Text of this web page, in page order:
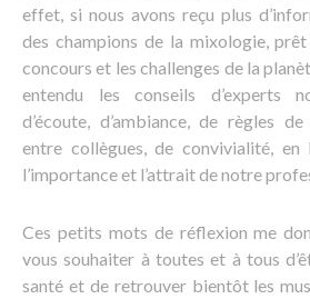
effet, si nous avons reçu plus
des champions de la mixologie,
concours et les challenges de la
entendu les conseils d’experts
d’écoute, d’ambiance, de règles
entre collègues, de convivialité,
l’importance et l’attrait de notre
Ces petits mots de réflexion me
vous souhaiter à toutes et à tous
santé et de retrouver bientôt les